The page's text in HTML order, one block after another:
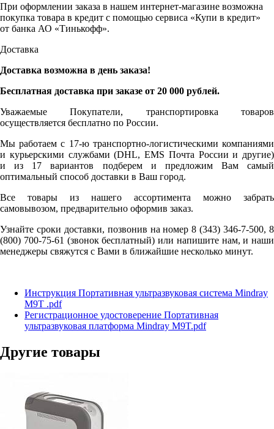
При оформлении заказа в нашем интернет-магазине возможна
покупка товара в кредит с помощью сервиса «Купи в кредит»
от банка АО «Тинькофф».
Доставка
Доставка возможна в день заказа!
Бесплатная доставка при заказе от 20 000 рублей.
Уважаемые Покупатели, транспортировка товаров
осуществляется бесплатно по России.
Мы работаем с 17-ю транспортно-логистическими компаниями
и курьерскими службами (DHL, EMS Почта России и другие)
и из 17 вариантов подберем и предложим Вам самый
оптимальный способ доставки в Ваш город.
Все товары из нашего ассортимента можно забрать
самовывозом, предварительно оформив заказ.
Узнайте сроки доставки, позвонив на номер 8 (343) 346-7-500, 8
(800) 700-75-61 (звонок бесплатный) или напишите нам, и наши
менеджеры свяжутся с Вами в ближайшие несколько минут.
Инструкция Портативная ультразвуковая система Mindray
M9T .pdf
Регистрационное удостоверение Портативная
ультразвуковая платформа Mindray M9T.pdf
Другие товары